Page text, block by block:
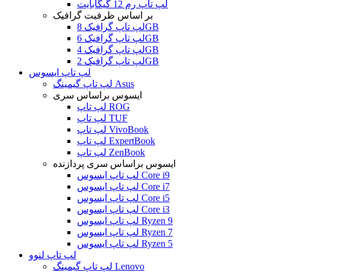
لپ تاپ رم 12 گیگابایت
بر اساس ظرفیت گرافیک
لپ تاپ گرافیک 8GB
لپ تاپ گرافیک 6GB
لپ تاپ گرافیک 4GB
لپ تاپ گرافیک 2GB
لپ تاپ ایسوس
لپ تاپ گیمینگ Asus
ایسوس براساس سری
لپ تاپ ROG
لپ تاپ TUF
لپ تاپ VivoBook
لپ تاپ ExpertBook
لپ تاپ ZenBook
ایسوس براساس سری پردازنده
لپ تاپ ایسوس Core i9
لپ تاپ ایسوس Core i7
لپ تاپ ایسوس Core i5
لپ تاپ ایسوس Core i3
لپ تاپ ایسوس Ryzen 9
لپ تاپ ایسوس Ryzen 7
لپ تاپ ایسوس Ryzen 5
لپ تاپ لنوو
لپ تاپ گیمینگ Lenovo